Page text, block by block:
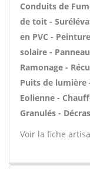
Conduits de
de toit -
en PVC -
solaire -
Ramonage -
Puits de lumière
Eolienne -
Granulés -
Voir la fiche